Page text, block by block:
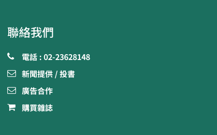
聯絡我們
電話 : 02-23628148
新聞提供 / 投書
廣告合作
購買雜誌